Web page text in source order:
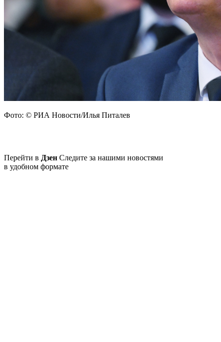
Фото: © РИА Новости/Илья Питалев
Перейти в Дзен Следите за нашими новостями
в удобном формате